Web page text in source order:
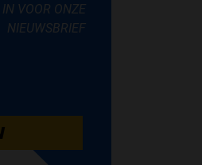
VOOR ONZE
NIEUWSBRIEF